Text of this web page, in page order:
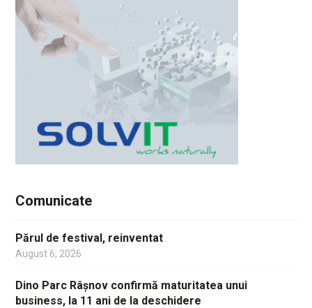
Comunicate
Părul de festival, reinventat
August 6, 2026
Dino Parc Râșnov confirmă maturitatea unui
business, la 11 ani de la deschidere